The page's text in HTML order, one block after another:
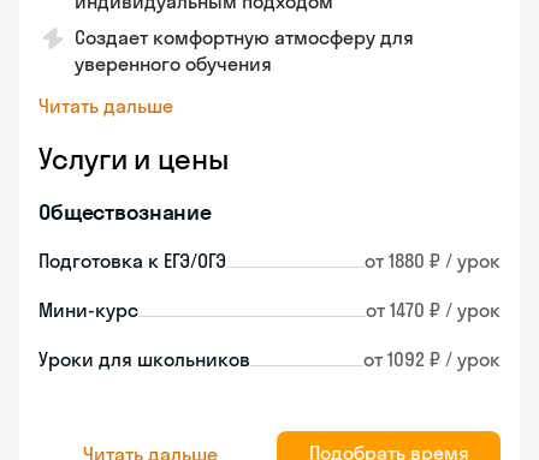
Создает комфортную атмосферу для
уверенного обучения
Читать дальше
Услуги и цены
Обществознание
Подготовка к ЕГЭ/ОГЭ от 1880 ₽ / урок
Мини-курс от 1470 ₽ / урок
Уроки для школьников от 1092 ₽ / урок
Читать дальше Подобрать время